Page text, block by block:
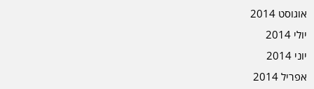
אוגוסט 2014
יולי 2014
יוני 2014
אפריל 2014